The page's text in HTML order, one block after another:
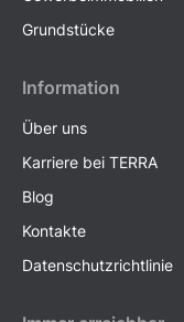
Grundstücke
Information
Über uns
Karriere bei TERRA
Blog
Kontakte
Datenschutzrichtlinie